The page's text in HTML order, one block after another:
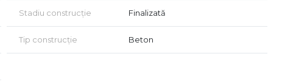
la mijloacele de transport în comun:
estimat până la metrou Eroii Revoluției: 20 minute
m), 3 farmacii, spații comerciale de cartier, școală
Stadiu construcție Finalizată
Tip construcție Beton